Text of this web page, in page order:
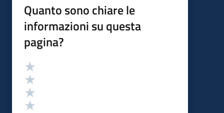
Quanto sono chiare le
informazioni su questa
pagina?
Valutazione